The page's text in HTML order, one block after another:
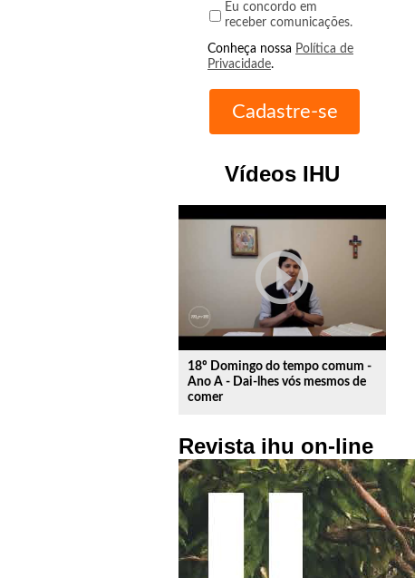
Eu concordo em
receber comunicações.
Conheça nossa Política de
Privacidade.
Vídeos IHU
play_circle_outline
18º Domingo do tempo comum -
Ano A - Dai-lhes vós mesmos de
comer
Revista ihu on-line